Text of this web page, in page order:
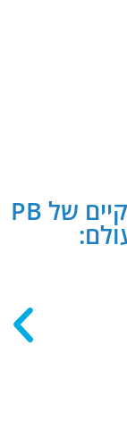
מקצת מ-300 שותפנו העסקיים של PB